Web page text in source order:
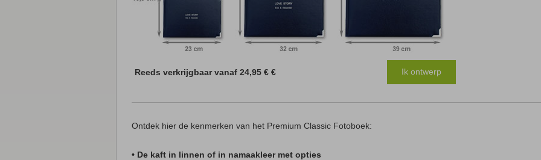
Reeds verkrijgbaar vanaf 24,95 € € Ik ontwerp
Ontdek hier de kenmerken van het Premium Classic Fotoboek:
• De kaft in linnen of in namaakleer met opties